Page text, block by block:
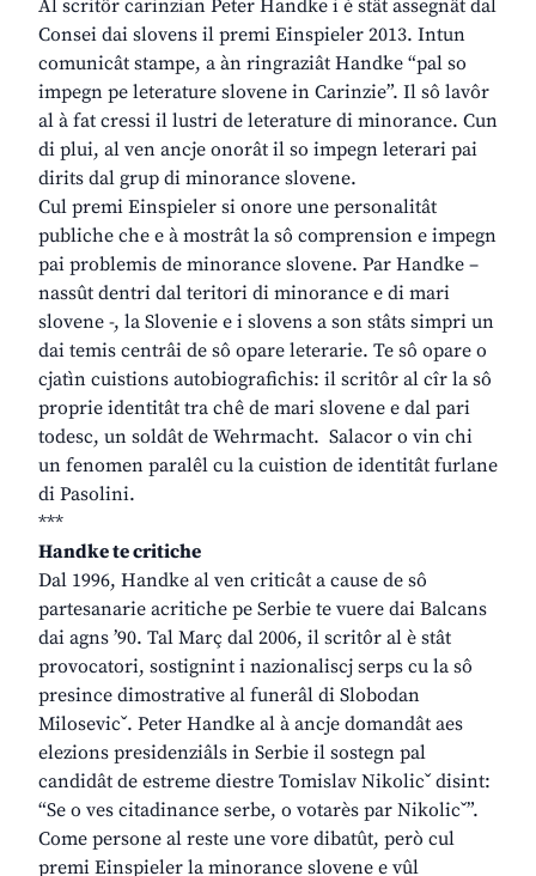
Al scritôr carinzian Peter Handke i è stât assegnât dal
Consei dai slovens il premi Einspieler 2013. Intun
comunicât stampe, a àn ringraziât Handke “pal so
impegn pe leterature slovene in Carinzie”. Il sô lavôr
al à fat cressi il lustri de leterature di minorance. Cun
di plui, al ven ancje onorât il so impegn leterari pai
dirits dal grup di minorance slovene.
Cul premi Einspieler si onore une personalitât
publiche che e à mostrât la sô comprension e impegn
pai problemis de minorance slovene. Par Handke –
nassût dentri dal teritori di minorance e di mari
slovene -, la Slovenie e i slovens a son stâts simpri un
dai temis centrâi de sô opare leterarie. Te sô opare o
cjatìn cuistions autobiografichis: il scritôr al cîr la sô
proprie identitât tra chê de mari slovene e dal pari
todesc, un soldât de Wehrmacht. Salacor o vin chi
un fenomen paralêl cu la cuistion de identitât furlane
di Pasolini.
***
Handke te critiche
Dal 1996, Handke al ven criticât a cause de sô
partesanarie acritiche pe Serbie te vuere dai Balcans
dai agns ’90. Tal Març dal 2006, il scritôr al è stât
provocatori, sostignint i nazionaliscj serps cu la sô
presince dimostrative al funerâl di Slobodan
Milosevicˇ. Peter Handke al à ancje domandât aes
elezions presidenziâls in Serbie il sostegn pal
candidât de estreme diestre Tomislav Nikolicˇ disint:
“Se o ves citadinance serbe, o votarès par Nikolicˇ”.
Come persone al reste une vore dibatût, però cul
premi Einspieler la minorance slovene e vûl